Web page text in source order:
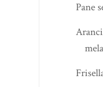
Pane